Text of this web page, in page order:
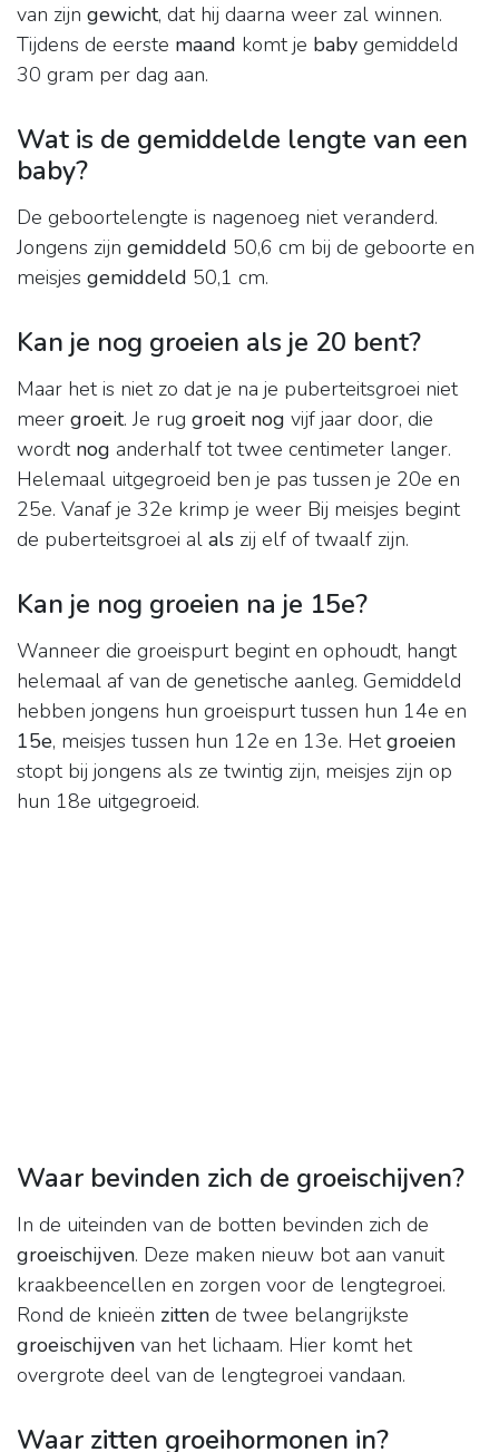
van zijn gewicht, dat hij daarna weer zal winnen.
Tijdens de eerste maand komt je baby gemiddeld
30 gram per dag aan.
Wat is de gemiddelde lengte van een
baby?
De geboortelengte is nagenoeg niet veranderd.
Jongens zijn gemiddeld 50,6 cm bij de geboorte en
meisjes gemiddeld 50,1 cm.
Kan je nog groeien als je 20 bent?
Maar het is niet zo dat je na je puberteitsgroei niet
meer groeit. Je rug groeit nog vijf jaar door, die
wordt nog anderhalf tot twee centimeter langer.
Helemaal uitgegroeid ben je pas tussen je 20e en
25e. Vanaf je 32e krimp je weer Bij meisjes begint
de puberteitsgroei al als zij elf of twaalf zijn.
Kan je nog groeien na je 15e?
Wanneer die groeispurt begint en ophoudt, hangt
helemaal af van de genetische aanleg. Gemiddeld
hebben jongens hun groeispurt tussen hun 14e en
15e, meisjes tussen hun 12e en 13e. Hetgroeien
stopt bij jongens als ze twintig zijn, meisjes zijn op
hun 18e uitgegroeid.
Waar bevinden zich de groeischijven?
In de uiteinden van de botten bevinden zich de
groeischijven. Deze maken nieuw bot aan vanuit
kraakbeencellen en zorgen voor de lengtegroei.
Rond de knieën zitten de twee belangrijkste
groeischijven van het lichaam. Hier komt het
overgrote deel van de lengtegroei vandaan.
Waar zitten groeihormonen in?